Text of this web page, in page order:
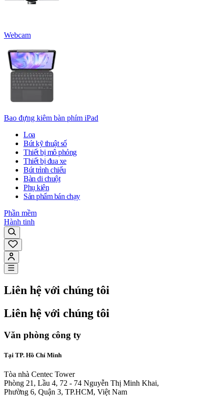
Webcam
Bao đựng kiêm bàn phím iPad
Loa
Bút kỹ thuật số
Thiết bị mô phỏng
Thiết bị đua xe
Bút trình chiếu
Bàn di chuột
Phụ kiện
Sản phẩm bán chạy
Phần mềm
Hành tinh
Liên hệ với chúng tôi
Liên hệ với chúng tôi
Văn phòng công ty
Tại TP. Hồ Chí Minh
Tòa nhà Centec Tower
Phòng 21, Lầu 4, 72 - 74 Nguyễn Thị Minh Khai,
Phường 6, Quận 3, TP.HCM, Việt Nam